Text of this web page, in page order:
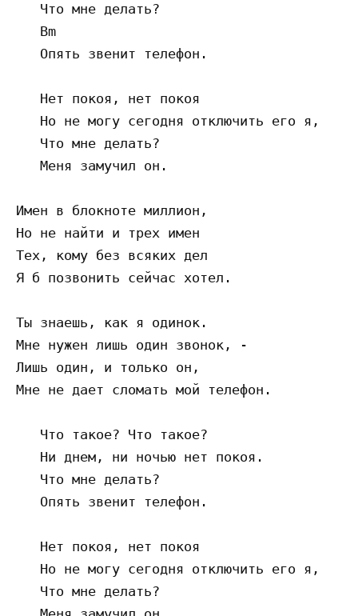
   Что мне делать?
   Bm
   Опять звенит телефон.
   Нет покоя, нет покоя
   Но не могу сегодня отключить его я,
   Что мне делать?
   Меня замучил он.
Имен в блокноте миллион,
Но не найти и трех имен
Тех, кому без всяких дел
Я б позвонить сейчас хотел.
Ты знаешь, как я одинок.
Мне нужен лишь один звонок, -
Лишь один, и только он,
Мне не дает сломать мой телефон.
   Что такое? Что такое?
   Ни днем, ни ночью нет покоя.
   Что мне делать?
   Опять звенит телефон.
   Нет покоя, нет покоя
   Но не могу сегодня отключить его я,
   Что мне делать?